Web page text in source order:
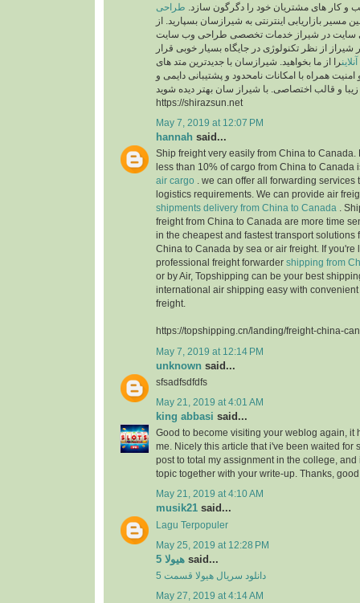
و کار های مشتریان خود را دگرگون سازد. طراحی
مسیر بازاریابی اینترنتی به شیرازسان بسپارید. از
سایت در شیراز خدمات تخصصی طراحی وب سایت
شیراز از نظر تکنولوژی در جایگاه بسیار خوبی قرار
را از ما بخواهید. شیرازسان با جدیدترین متد های
امنیت همراه با امکانات نامحدود و پشتیبانی دایمی و
https://shirazsun.net
May 7, 2019 at 12:07 PM
hannah said...
Ship freight very easily from China to Canada.
less than 10% of cargo from China to Canada
air cargo . we can offer all forwarding services
logistics requirements. We can provide air
shipments delivery from China to Canada .
freight from China to Canada are more time
in the cheapest and fastest transport solutions
China to Canada by sea or air freight. If you're
professional freight forwarder shipping from
or by Air, Topshipping can be your best
international air shipping easy with
freight.
https://topshipping.cn/landing/freight-china-
May 7, 2019 at 12:14 PM
unknown said...
sfsadfsdfdfs
May 21, 2019 at 4:01 AM
king abbasi said...
Good to become visiting your weblog again, it
me. Nicely this article that i've been waited for
post to total my assignment in the college, and
topic together with your write-up. Thanks,
May 21, 2019 at 4:10 AM
musik21 said...
Lagu Terpopuler
May 25, 2019 at 12:28 PM
هیولا 5 said...
دانلود سریال هیولا قسمت 5
May 27, 2019 at 4:14 AM